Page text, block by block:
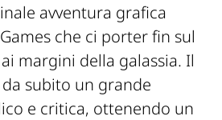
avventura grafica
che ci porter fin sul
margini della galassia. Il
subito un grande
e critica, ottenendo un